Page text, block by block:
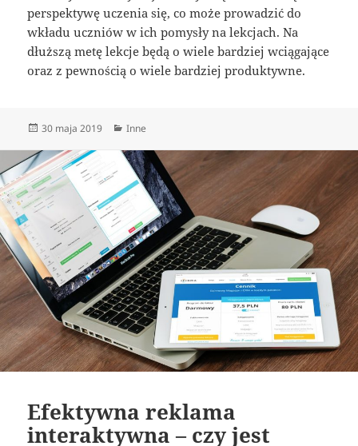
perspektywę uczenia się, co może prowadzić do
wkładu uczniów w ich pomysły na lekcjach. Na
dłuższą metę lekcje będą o wiele bardziej wciągające
oraz z pewnością o wiele bardziej produktywne.
Data
30 maja 2019 Kategorie
Inne
Efektywna reklama
interaktywna – czy jest